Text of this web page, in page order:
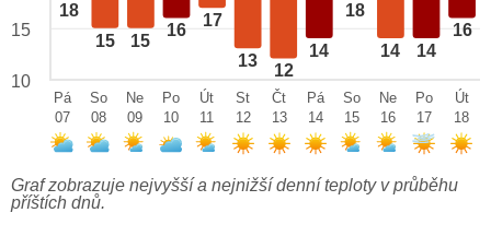
18
15 15
16
17
13
12
14
18
14 14
16
15
10
Pá
07
So
08
Ne
09
Po
10
Út
11
St
12
Čt
13
Pá
14
So
15
Ne
16
Po
17
Út
18
Graf zobrazuje nejvyšší a nejnižší denní teploty v průběhu
příštích dnů.